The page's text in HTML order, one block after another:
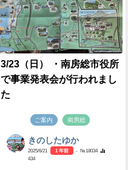
3/23（日） ・南房総市役所
で事業発表会が行われまし
た
ご案内 南房総
きのしたゆか
2025/6/21 1 年前
- №18034
434